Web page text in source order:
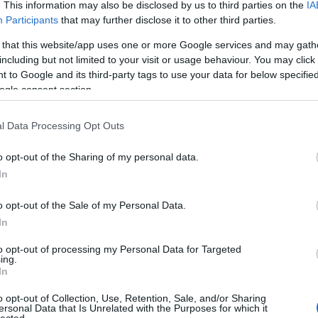
This information may also be disclosed by us to third parties on the
Participants that may further disclose it to other third parties.
that this website/app uses one or more Google services and may
but not limited to your visit or usage behaviour. You may
to Google and its third-party tags to use your data for below
consent section.
Data Processing Opt Outs
opt-out of the Sharing of my personal data.
opt-out of the Sale of my Personal Data.
opt-out of processing my Personal Data for Targeted
opt-out of Collection, Use, Retention, Sale, and/or Sharing
Data that Is Unrelated with the Purposes for which it
TRACKBACK CÍME:
trackback/id/18073708
esetén forduljon a blog szerkesztőjéhez. Részletek a
Válasz erre